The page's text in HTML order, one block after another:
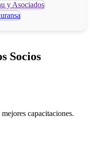
Socios
capacitaciones.